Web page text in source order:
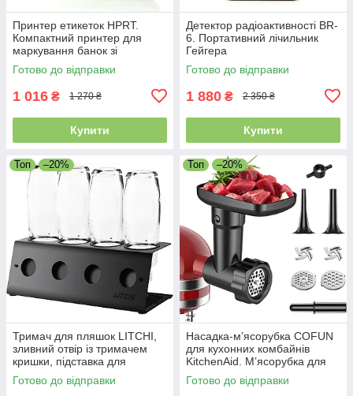
Принтер етикеток HPRT.
Компактний принтер для
маркування банок зі
спеціями
Готово до відправки
1 016 ₴ 1 270 ₴
Купити
Детектор радіоактивності BR-
6. Портативний лічильник
Гейгера
Готово до відправки
1 880 ₴ 2 350 ₴
Купити
Топ –20%
Тримач для пляшок LITCHI,
зливний отвір із тримачем
кришки, підставка для
пляшок
Готово до відправки
Топ –20%
Насадка-м’ясорубка COFUN
для кухонних комбайнів
KitchenAid. М’ясорубка для
аксесуарів KitchenAid
Готово до відправки